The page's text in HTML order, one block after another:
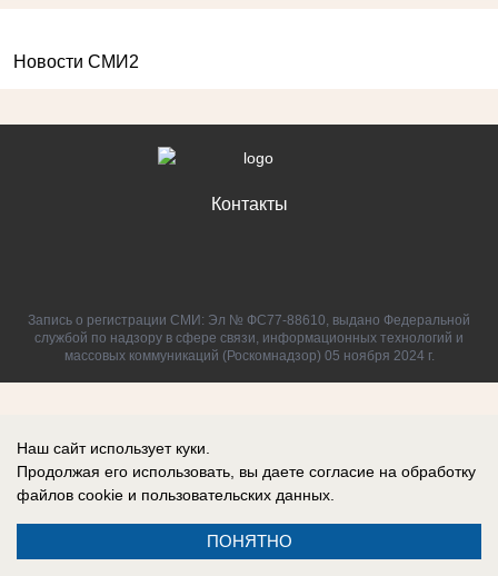
Новости СМИ2
Контакты
Запись о регистрации СМИ: Эл № ФС77-88610, выдано Федеральной
службой по надзору в сфере связи, информационных технологий и
массовых коммуникаций (Роскомнадзор) 05 ноября 2024 г.
Наш сайт использует куки.
Продолжая его использовать, вы даете согласие на обработку
файлов cookie и пользовательских данных.
ПОНЯТНО